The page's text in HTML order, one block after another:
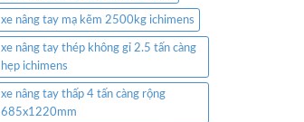
xe nâng tay mạ kẽm 2500kg ichimens
xe nâng tay thép không gỉ 2.5 tấn càng
hẹp ichimens
xe nâng tay thấp 4 tấn càng rộng
685x1220mm